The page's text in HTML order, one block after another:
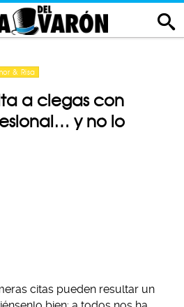
& Risa
a ciegas con
y no lo
citas pueden resultar un